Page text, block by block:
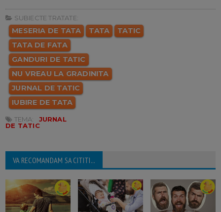
SUBIECTE TRATATE:
MESERIA DE TATA TATA
TATIC
TATA DE FATA
GANDURI DE TATIC
NU VREAU LA GRADINITA
JURNAL DE TATIC
IUBIRE DE TATA
TEMA:
JURNAL
DE TATIC
VA RECOMANDAM SA CITITI...